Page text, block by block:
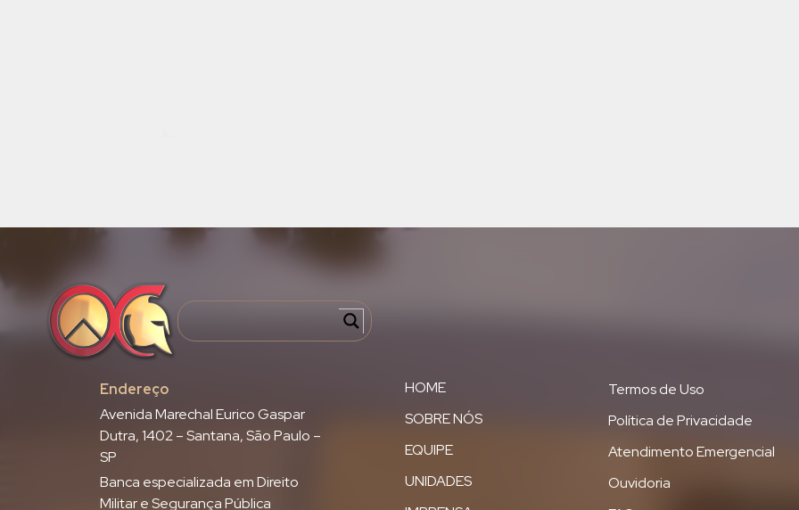
Endereço
Avenida Marechal Eurico Gaspar
Dutra, 1402 – Santana, São Paulo –
SP
Banca especializada em Direito
Militar e Segurança Pública
HOME
SOBRE NÓS
EQUIPE
UNIDADES
Termos de Uso
Política de Privacidade
Atendimento Emergencial
Ouvidoria